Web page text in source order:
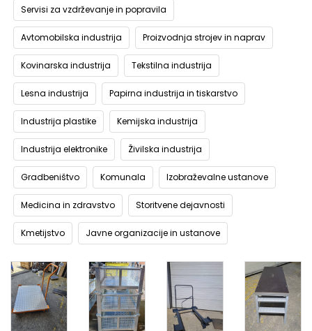
Servisi za vzdrževanje in popravila
Avtomobilska industrija Proizvodnja strojev in naprav
Kovinarska industrija Tekstilna industrija
Lesna industrija Papirna industrija in tiskarstvo
Industrija plastike Kemijska industrija
Industrija elektronike Živilska industrija
Gradbeništvo Komunala Izobraževalne ustanove
Medicina in zdravstvo Storitvene dejavnosti
Kmetijstvo Javne organizacije in ustanove